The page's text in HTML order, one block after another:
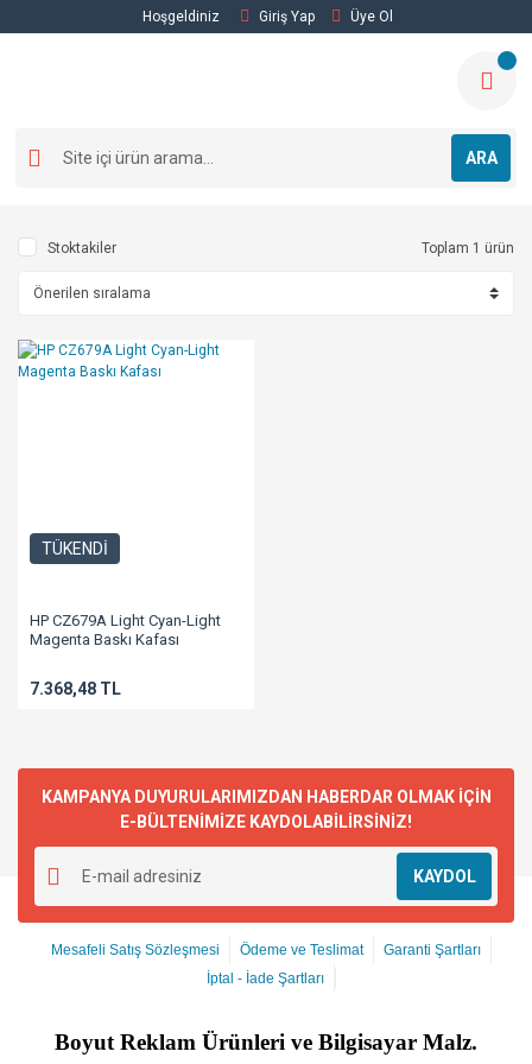
Hoşgeldiniz Giriş Yap Üye Ol
ARA
Stoktakiler Toplam 1 ürün
TÜKENDİ
HP CZ679A Light Cyan-Light
Magenta Baskı Kafası
7.368,48 TL
KAMPANYA DUYURULARIMIZDAN HABERDAR OLMAK İÇİN
E-BÜLTENİMİZE KAYDOLABİLİRSİNİZ!
KAYDOL
Mesafeli Satış Sözleşmesi Ödeme ve Teslimat
Garanti Şartları
İptal - İade Şartları
Boyut Reklam Ürünleri ve Bilgisayar Malz.